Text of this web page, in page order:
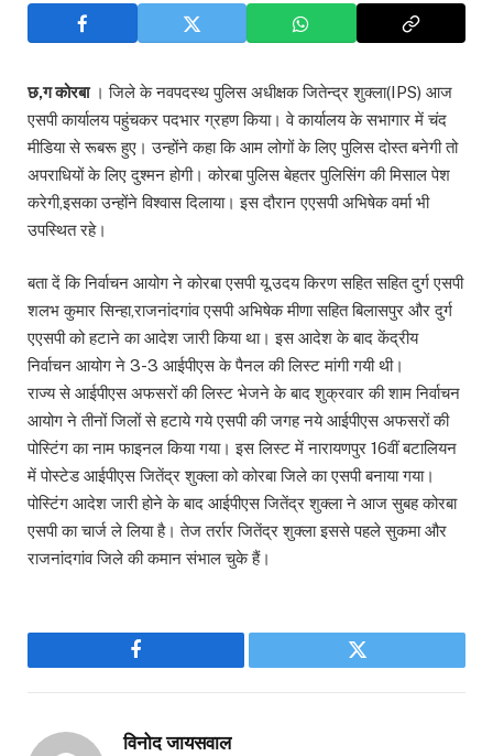
छ,ग कोरबा। जिले के नवपदस्थ पुलिस अधीक्षक जितेन्द्र शुक्ला(IPS) आज
एसपी कार्यालय पहुंचकर पदभार ग्रहण किया। वे कार्यालय के सभागार में चंद
मीडिया से रूबरू हुए। उन्होंने कहा कि आम लोगों के लिए पुलिस दोस्त बनेगी तो
अपराधियों के लिए दुश्मन होगी। कोरबा पुलिस बेहतर पुलिसिंग की मिसाल पेश
करेगी,इसका उन्होंने विश्वास दिलाया। इस दौरान एएसपी अभिषेक वर्मा भी
उपस्थित रहे।
बता दें कि निर्वाचन आयोग ने कोरबा एसपी यू.उदय किरण सहित सहित दुर्ग एसपी
शलभ कुमार सिन्हा,राजनांदगांव एसपी अभिषेक मीणा सहित बिलासपुर और दुर्ग
एएसपी को हटाने का आदेश जारी किया था। इस आदेश के बाद केंद्रीय
निर्वाचन आयोग ने 3-3 आईपीएस के पैनल की लिस्ट मांगी गयी थी।
राज्य से आईपीएस अफसरों की लिस्ट भेजने के बाद शुक्रवार की शाम निर्वाचन
आयोग ने तीनों जिलों से हटाये गये एसपी की जगह नये आईपीएस अफसरों की
पोस्टिंग का नाम फाइनल किया गया। इस लिस्ट में नारायणपुर 16वीं बटालियन
में पोस्टेड आईपीएस जितेंद्र शुक्ला को कोरबा जिले का एसपी बनाया गया।
पोस्टिंग आदेश जारी होने के बाद आईपीएस जितेंद्र शुक्ला ने आज सुबह कोरबा
एसपी का चार्ज ले लिया है। तेज तर्रार जितेंद्र शुक्ला इससे पहले सुकमा और
राजनांदगांव जिले की कमान संभाल चुके हैं।
Facebook Twitter
विनोद जायसवाल